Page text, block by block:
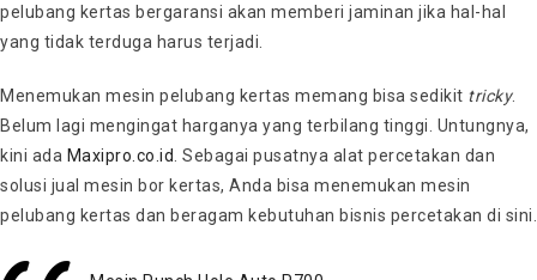
pelubang kertas bergaransi akan memberi jaminan jika hal-hal
yang tidak terduga harus terjadi.
Menemukan mesin pelubang kertas memang bisa sedikit tricky.
Belum lagi mengingat harganya yang terbilang tinggi. Untungnya,
kini ada Maxipro.co.id . Sebagai pusatnya alat percetakan dan
solusi jual mesin bor kertas, Anda bisa menemukan mesin
pelubang kertas dan beragam kebutuhan bisnis percetakan di sini.